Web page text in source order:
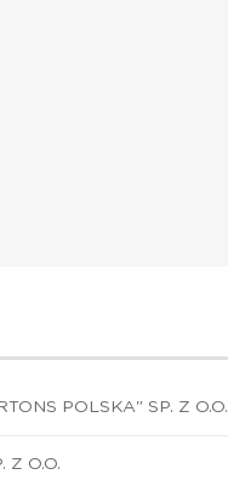
POLSKA" SP. Z O.O.
Z O.O.